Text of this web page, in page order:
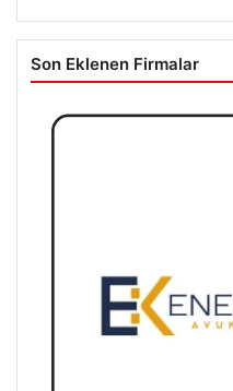
Son Eklenen Firmalar